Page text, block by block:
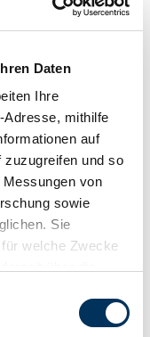
Daten
Ihre
Adresse, mithilfe
auf
zuzugreifen und so
von
sowie
Sie
welche Zwecke